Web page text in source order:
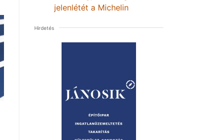
jelenlétét a Michelin
Hirdetés